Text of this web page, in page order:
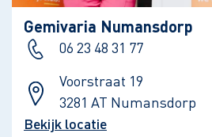
Gemivaria Numansdorp
06 23 48 31 77
Voorstraat 19
3281 AT Numansdorp
Bekijk locatie